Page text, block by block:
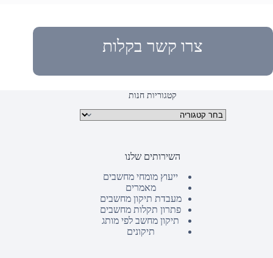
צרו קשר בקלות
קטגוריות חנות
קטגוריות מוצרים
השירותים שלנו
ייעוץ מומחי מחשבים
מאמרים
מעבדת תיקון מחשבים
פתרון תקלות מחשבים
תיקון מחשב לפי מותג
תיקונים